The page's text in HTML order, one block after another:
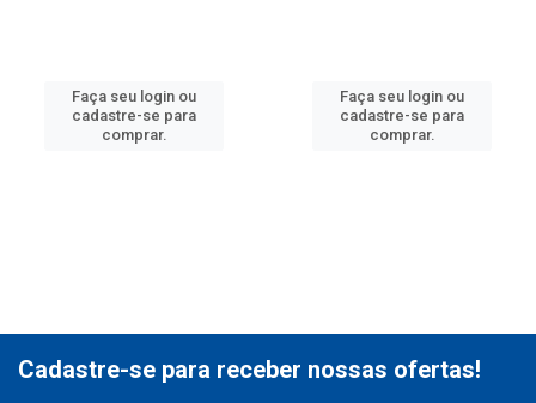
Faça seu login ou
cadastre-se para
comprar.
Faça seu login ou
cadastre-se para
comprar.
Cadastre-se para receber nossas ofertas!